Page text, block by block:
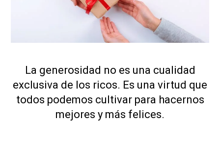
La generosidad no es una cualidad
exclusiva de los ricos. Es una virtud que
todos podemos cultivar para hacernos
mejores y más felices.